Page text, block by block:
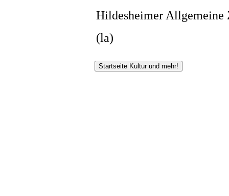
Hildesheimer Allgemeine
(la)